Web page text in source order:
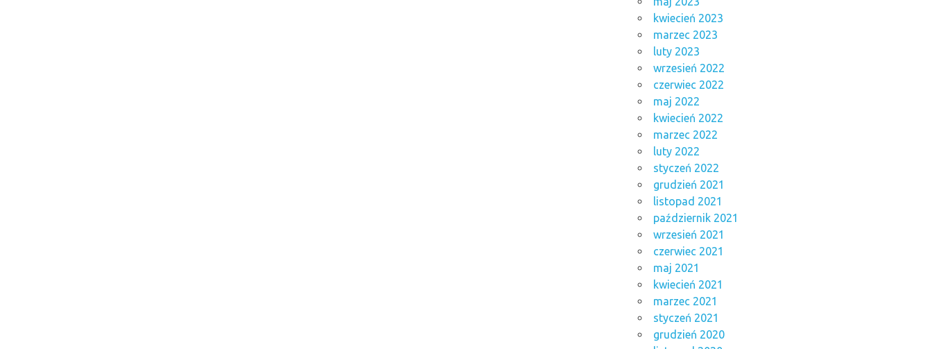
kwiecień 2023
marzec 2023
luty 2023
wrzesień 2022
czerwiec 2022
maj 2022
kwiecień 2022
marzec 2022
luty 2022
styczeń 2022
grudzień 2021
listopad 2021
październik 2021
wrzesień 2021
czerwiec 2021
maj 2021
kwiecień 2021
marzec 2021
styczeń 2021
grudzień 2020